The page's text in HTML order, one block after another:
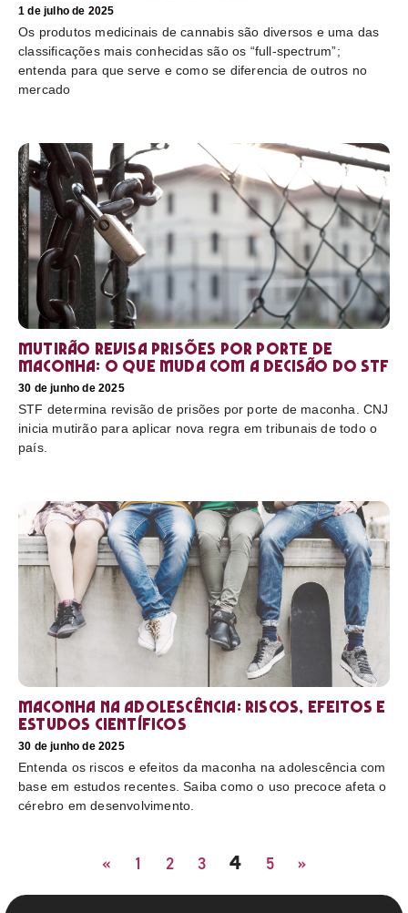
1 de julho de 2025
Os produtos medicinais de cannabis são diversos e uma das
classificações mais conhecidas são os “full-spectrum”;
entenda para que serve e como se diferencia de outros no
mercado
Mutirão revisa prisões por porte de
maconha: o que muda com a decisão do STF
30 de junho de 2025
STF determina revisão de prisões por porte de maconha. CNJ
inicia mutirão para aplicar nova regra em tribunais de todo o
país.
Maconha na adolescência: riscos, efeitos e
estudos científicos
30 de junho de 2025
Entenda os riscos e efeitos da maconha na adolescência com
base em estudos recentes. Saiba como o uso precoce afeta o
cérebro em desenvolvimento.
« 1 2 3 4 5 »